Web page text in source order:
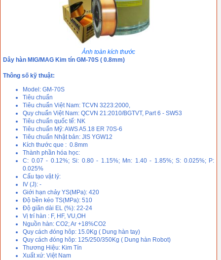
Ảnh toàn kích thước
Dây hàn MIG/MAG Kim tín GM-70S ( 0.8mm)
Thông số kỹ thuật:
Model: GM-70S
Tiêu chuẩn
Tiêu chuẩn Việt Nam: TCVN 3223:2000,
Quy chuẩn Việt Nam: QCVN 21:2010/BGTVT, Part 6 - SW53
Tiêu chuẩn quốc tế: NK
Tiêu chuẩn Mỹ: AWS A5.18 ER 70S-6
Tiêu chuẩn Nhật bản: JIS YGW12
Kích thước que : 0.8mm
Thành phần hóa học:
C: 0.07 - 0.12%; Si: 0.80 - 1.15%; Mn: 1.40 - 1.85%; S: 0.025%; P:
0.025%
Cấu tạo vật lý:
IV (J): -
Giới hạn chảy YS(MPa): 420
Độ bền kéo TS(MPa): 510
Độ giãn dài EL (%): 22-24
Vị trí hàn : F, HF, VU,OH
Nguồn hàn: CO2; Ar +18%CO2
Quy cách đóng hôp: 15.0Kg ( Dung hàn tay)
Quy cách đóng hôp: 125/250/350Kg ( Dung hàn Robot)
Thương Hiệu: Kim Tín
Xuất xứ: Việt Nam